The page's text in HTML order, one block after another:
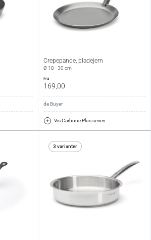
Crepepande, pladejern
Ø 18 - 30 cm
fra
169,00
de Buyer
Vis Carbone Plus serien
3 varianter